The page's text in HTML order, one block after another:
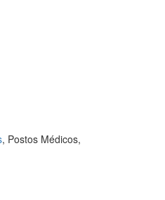
, Postos Médicos,